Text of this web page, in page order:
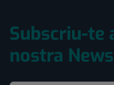
Subscriu-te
nostra